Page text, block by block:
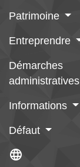
Patrimoine
Entreprendre
Démarches
administratives
Informations
Défaut
language